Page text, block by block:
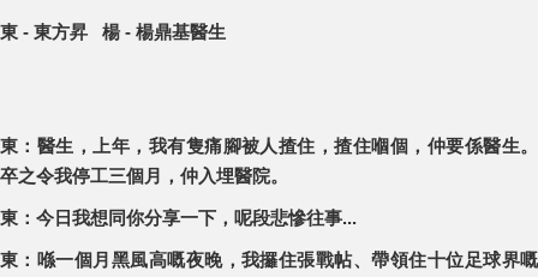
東 - 東方昇 楊 - 楊鼎基醫生
東：醫生，上年，我有隻痛腳被人揸住，揸住嗰個，仲要係醫生。
卒之令我停工三個月，仲入埋醫院。
東：今日我想同你分享一下，呢段悲慘往事...
東：喺一個月黑風高嘅夜晚，我攞住張戰帖、帶領住十位足球界嘅